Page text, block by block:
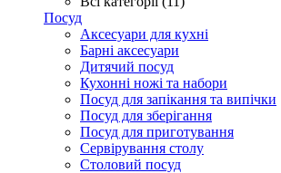
Посуд
Аксесуари для кухні
Барні аксесуари
Дитячий посуд
Кухонні ножі та набори
Посуд для запікання та випічки
Посуд для зберігання
Посуд для приготування
Сервірування столу
Столовий посуд